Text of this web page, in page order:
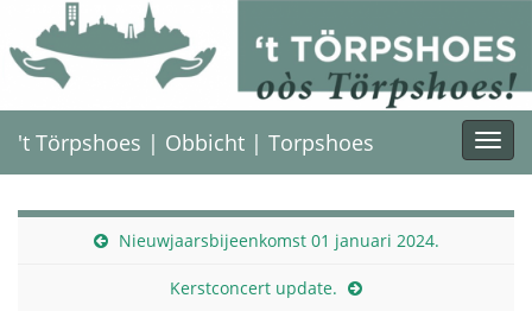
't Törpshoes | Obbicht | Torpshoes
Nieuwjaarsbijeenkomst 01 januari 2024.
Kerstconcert update.